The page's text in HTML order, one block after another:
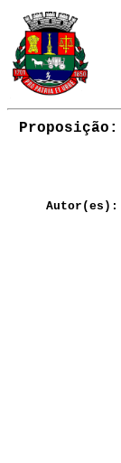
Proposição:
Autor(es):